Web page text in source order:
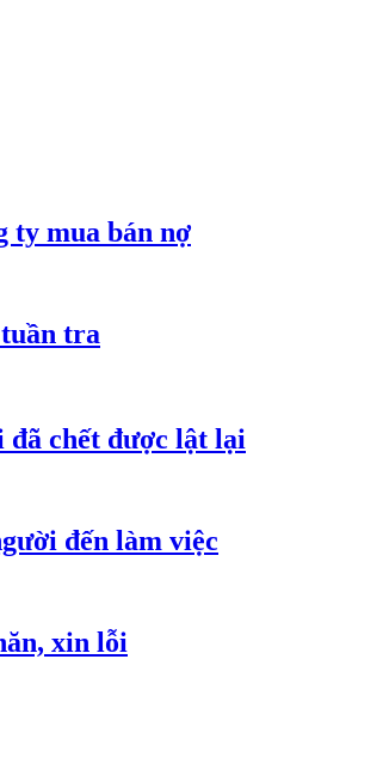
ty mua bán nợ
tra
đã chết được lật lại
đến làm việc
xin lỗi